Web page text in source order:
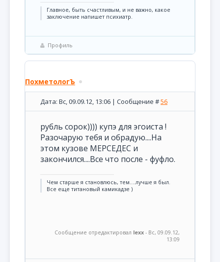
Главное, быть счастливым, и не важно, какое
заключение напишет психиатр.
Профиль
ПохметологЪ
Дата: Вс, 09.09.12, 13:06 | Сообщение #56
рубль сорок)))) купэ для эгоиста !
Разочарую тебя и обрадую....На
этом кузове МЕРСЕДЕС и
закончился....Все что после - фуфло.
Чем старше я становлюсь, тем....лучше я был.
Все еще титановый камикадзе )
Сообщение отредактировал lexx - Вс, 09.09.12,
13:09